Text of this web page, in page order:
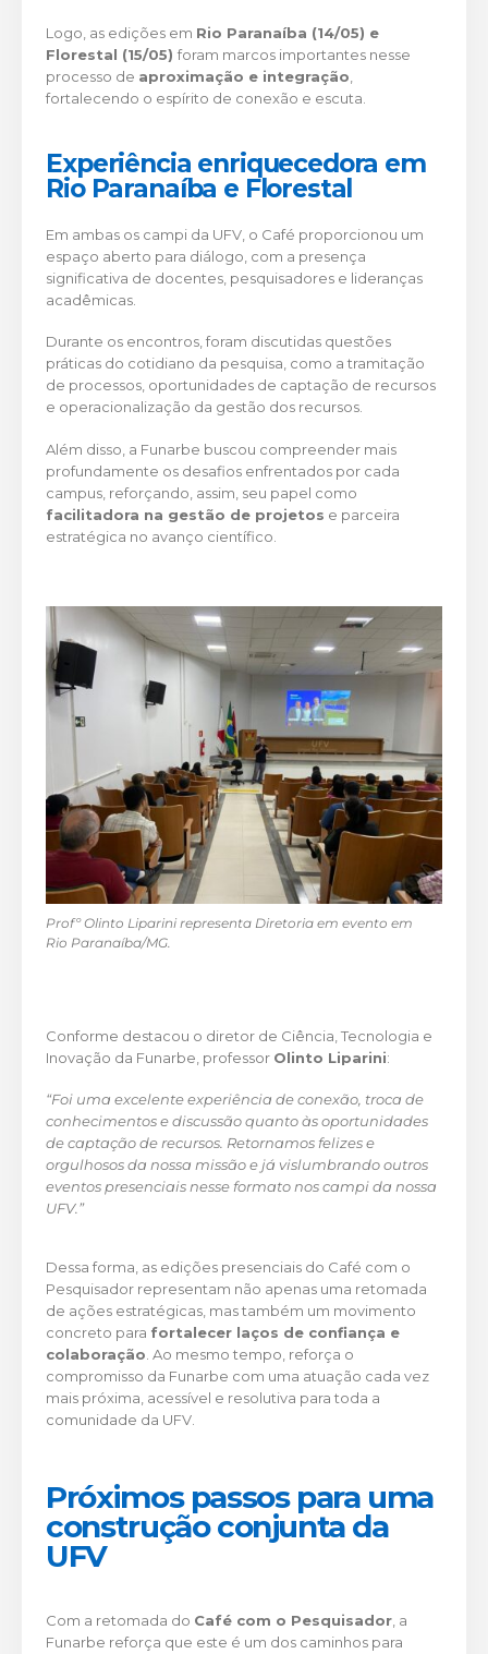
Logo, as edições em Rio Paranaíba (14/05) e
Florestal (15/05)foram marcos importantes nesse
processo de aproximação e integração,
fortalecendo o espírito de conexão e escuta.
Experiência enriquecedora em
Rio Paranaíba e Florestal
Em ambas os campi da UFV, o Café proporcionou um
espaço aberto para diálogo, com a presença
significativa de docentes, pesquisadores e lideranças
acadêmicas.
Durante os encontros, foram discutidas questões
práticas do cotidiano da pesquisa, como a tramitação
de processos, oportunidades de captação de recursos
e operacionalização da gestão dos recursos.
Além disso, a Funarbe buscou compreender mais
profundamente os desafios enfrentados por cada
campus, reforçando, assim, seu papel como
facilitadora na gestão de projetos e parceira
estratégica no avanço científico.
Profº Olinto Liparini representa Diretoria em evento em
Rio Paranaíba/MG.
Conforme destacou o diretor de Ciência, Tecnologia e
Inovação da Funarbe, professor Olinto Liparini:
“Foi uma excelente experiência de conexão, troca de
conhecimentos e discussão quanto às oportunidades
de captação de recursos. Retornamos felizes e
orgulhosos da nossa missão e já vislumbrando outros
eventos presenciais nesse formato nos campi da nossa
UFV.”
Dessa forma, as edições presenciais do Café com o
Pesquisador representam não apenas uma retomada
de ações estratégicas, mas também um movimento
concreto para fortalecer laços de confiança e
colaboração . Ao mesmo tempo, reforça o
compromisso da Funarbe com uma atuação cada vez
mais próxima, acessível e resolutiva para toda a
comunidade da UFV.
Próximos passos para uma
construção conjunta da
UFV
Com a retomada do Café com o Pesquisador, a
Funarbe reforça que este é um dos caminhos para